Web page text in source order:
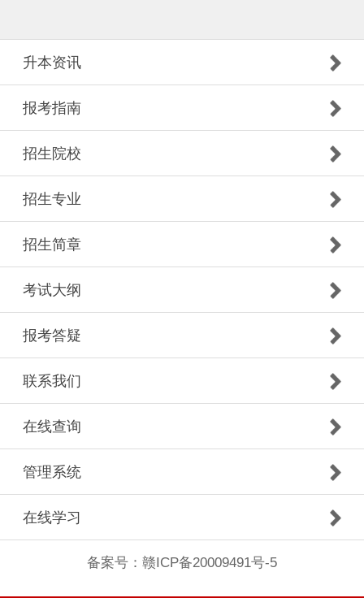
升本资讯
报考指南
招生院校
招生专业
招生简章
考试大纲
报考答疑
联系我们
在线查询
管理系统
在线学习
备案号： 赣ICP备20009491号-5